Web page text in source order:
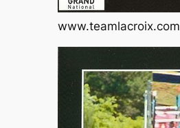
www.teamlacroix.com